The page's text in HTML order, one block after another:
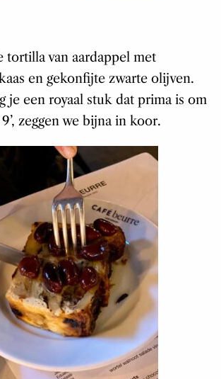
tortilla van aardappel met
en gekonfijte zwarte olijven.
je een royaal stuk dat prima is om
zeggen we bijna in koor.